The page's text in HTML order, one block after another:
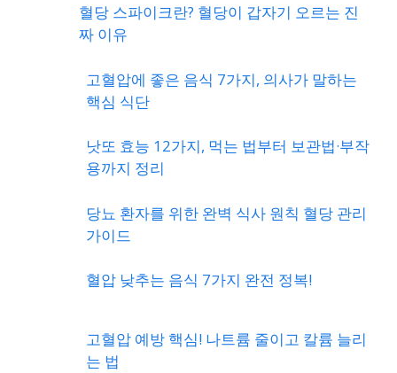
혈당 스파이크란? 혈당이 갑자기 오르는 진
짜 이유
고혈압에 좋은 음식 7가지, 의사가 말하는
핵심 식단
낫또 효능 12가지, 먹는 법부터 보관법·부작
용까지 정리
당뇨 환자를 위한 완벽 식사 원칙 혈당 관리
가이드
혈압 낮추는 음식 7가지 완전 정복!
고혈압 예방 핵심! 나트륨 줄이고 칼륨 늘리
는 법